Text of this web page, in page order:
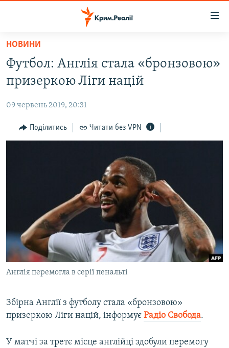
Перейти
основного
матеріалу
Перейти
до
навігації
Перейти
НОВИНИ
ВОДА.КРИМ
ВІДЕО ТА ФОТО
ПОЛІТИКА
БЛОГИ
СПЕЦПРОЕКТИ
ДЕПОРТАЦІЯ
ВІДЕОУРОКИ «ELIFBE»
СВІДЧЕННЯ ОКУПАЦІЇ
УКРАЇНСЬКА ПРОБЛЕМА КРИМУ
ЯК ОБІЙТИ БЛОКУВАННЯ
Русский
Qırımtatar
Усі сайти RFE/RL
НОВИНИ
Футбол: Англія стала «бронзовою»
призеркою Ліги націй
09 червень 2019, 20:31
Поділитись Читати без VPN
Англія перемогла в серії пенальті
Збірна Англії з футболу стала «бронзовою»
призеркою Ліги націй, інформує Радіо Свобода.
У матчі за третє місце англійці здобули перемогу